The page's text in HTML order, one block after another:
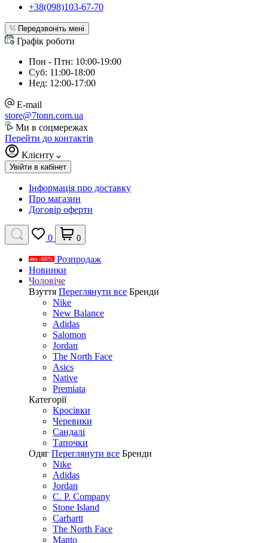
+38(098)103-67-70
Передзвоніть мені
Графік роботи
Пон - Птн: 10:00-19:00
Суб: 11:00-18:00
Нед: 12:00-17:00
E-mail
store@7tonn.com.ua
Ми в соцмережах
Перейти до контактів
Клієнту
Увійти в кабінет
Інформація про доставку
Про магазин
Договір оферти
0 0
Розпродаж
Новинки
Чоловіче
Взуття Переглянути все Бренди
Nike
New Balance
Adidas
Salomon
Jordan
The North Face
Asics
Native
Premiata
Категорії
Кросівки
Черевики
Сандалі
Tапочки
Одяг Переглянути все Бренди
Nike
Adidas
Jordan
C. P. Company
Stone Island
Carhartt
The North Face
Manto